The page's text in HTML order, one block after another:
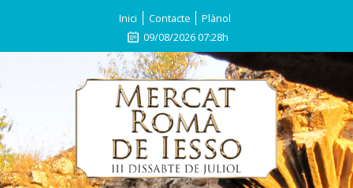
Inici Contacte
Plànol
09/08/2026 07:28h